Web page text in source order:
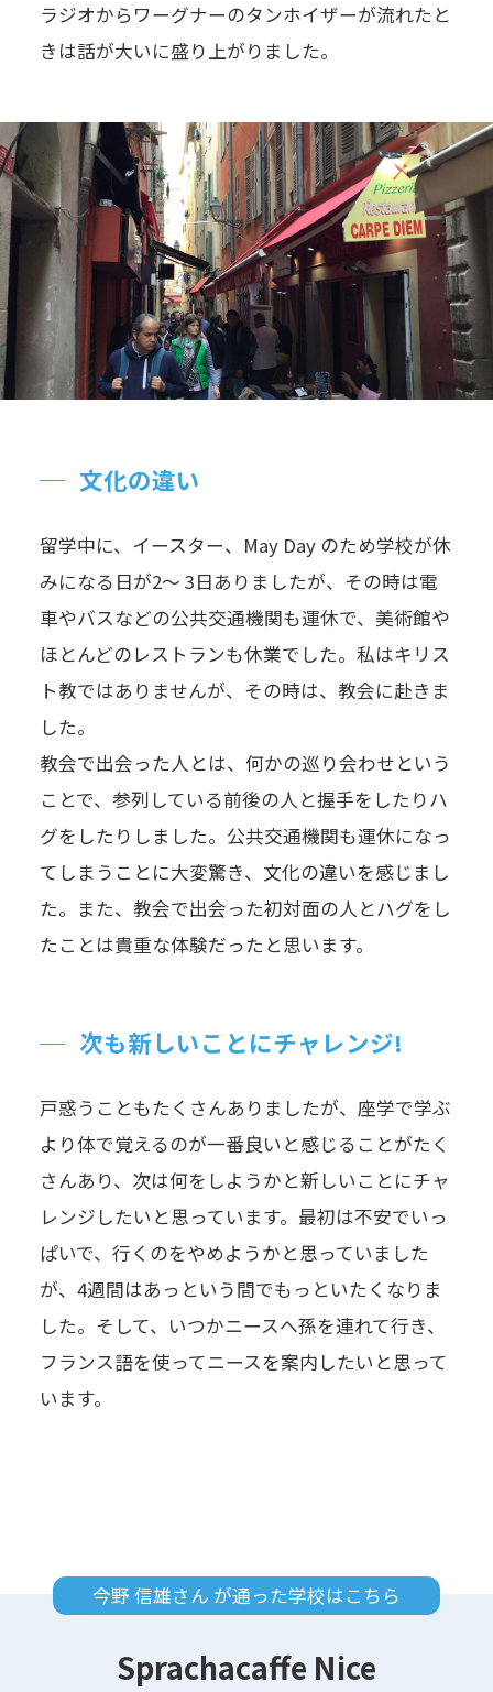
ラジオからワーグナーのタンホイザーが流れたと
きは話が大いに盛り上がりました。
文化の違い
留学中に、イースター、May Day のため学校が休
みになる日が2～ 3日ありましたが、その時は電
車やバスなどの公共交通機関も運休で、美術館や
ほとんどのレストランも休業でした。私はキリス
ト教ではありませんが、その時は、教会に赴きま
した。
教会で出会った人とは、何かの巡り会わせという
ことで、参列している前後の人と握手をしたりハ
グをしたりしました。公共交通機関も運休になっ
てしまうことに大変驚き、文化の違いを感じまし
た。また、教会で出会った初対面の人とハグをし
たことは貴重な体験だったと思います。
次も新しいことにチャレンジ!
戸惑うこともたくさんありましたが、座学で学ぶ
より体で覚えるのが一番良いと感じることがたく
さんあり、次は何をしようかと新しいことにチャ
レンジしたいと思っています。最初は不安でいっ
ぱいで、行くのをやめようかと思っていました
が、4週間はあっという間でもっといたくなりま
した。そして、いつかニースへ孫を連れて行き、
フランス語を使ってニースを案内したいと思って
います。
今野 信雄さん が通った学校はこちら
Sprachacaffe Nice